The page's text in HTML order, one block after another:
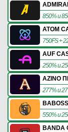
850% и
ATOM
750FS +
AUF
250% и
AZINO
277% и
550% и